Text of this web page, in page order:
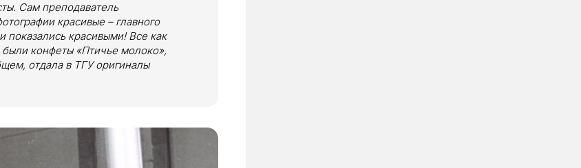
Сам преподаватель
красивые – главного
красивыми! Все как
конфеты «Птичье молоко»,
отдала в ТГУ оригиналы